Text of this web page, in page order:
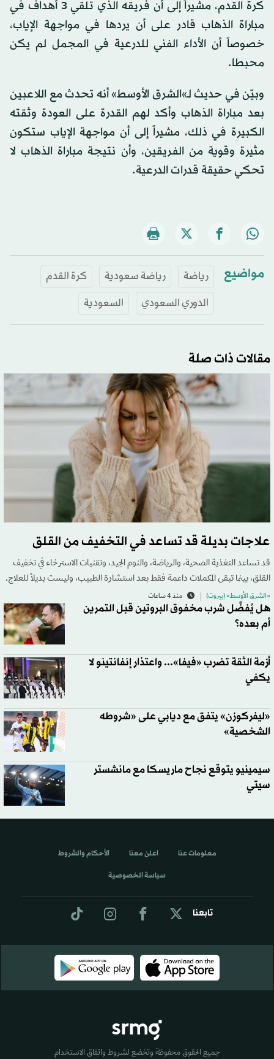
كرة القدم، مشيراً إلى أن فريقه الذي تلقي 3 أهداف في
مباراة الذهاب قادر على أن يردها في مواجهة الإياب،
خصوصاً أن الأداء الفني للدرعية في المجمل لم يكن
محبطا.
وبيّن في حديث لـ»الشرق الأوسط» أنه تحدث مع اللاعبين
بعد مباراة الذهاب وأكد لهم القدرة على العودة وثقته
الكبيرة في ذلك، مشيراً إلى أن مواجهة الإياب ستكون
مثيرة وقوية من الفريقين، وأن نتيجة مباراة الذهاب لا
تحكي حقيقة قدرات الدرعية.
مواضيع رياضة رياضة سعودية
كرة القدم
الدوري السعودي
السعودية
مقالات ذات صلة
علاجات بديلة قد تساعد في التخفيف من القلق
قد تساعد التغذية الصحية، والرياضة، والنوم الجيد، وتقنيات الاسترخاء في تخفيف
القلق، بينما تبقى المكملات داعمة فقط بعد استشارة الطبيب، وليست بديلاً للعلاج.
«الشرق الأوسط» (بيروت) منذ 4 ساعات
هل يُفضَّل شرب مخفوق البروتين قبل التمرين
أم بعده؟
أزمة الثقة تضرب «فيفا»... واعتذار إنفانتينو لا
يكفي
«ليفركوزن» يتفق مع ديابي على «شروطه
الشخصية»
سيمينيو يتوقع نجاح ماريسكا مع مانشستر
سيتي
تابعنا
معلومات عنا اعلن معنا الأحكام والشروط
سياسة الخصوصية
جميع الحقوق محفوظة وتخضع لشروط واتفاق الاستخدام